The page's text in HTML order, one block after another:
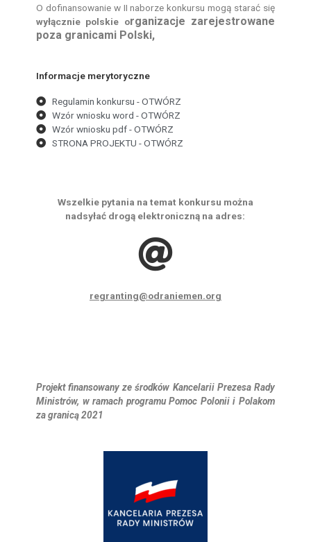
O dofinansowanie w II naborze konkursu mogą starać się
wyłącznie polskie organizacje zarejestrowane
poza granicami Polski,
Informacje merytoryczne
Regulamin konkursu - OTWÓRZ
Wzór wniosku word - OTWÓRZ
Wzór wniosku pdf - OTWÓRZ
STRONA PROJEKTU - OTWÓRZ
Wszelkie pytania na temat konkursu można
nadsyłać drogą elektroniczną na adres:
regranting@odraniemen.org
Projekt finansowany ze środków Kancelarii Prezesa Rady
Ministrów, w ramach programu Pomoc Polonii i Polakom
za granicą 2021